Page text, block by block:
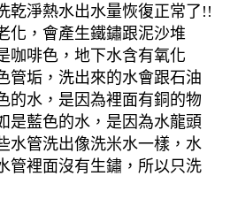
乾淨熱水出水量恢復正常了!!
化，會產生鐵鏽跟泥沙堆
咖啡色，地下水含有氧化
管垢，洗出來的水會跟石油
的水，是因為裡面有銅的物
是藍色的水，是因為水龍頭
水管洗出像洗米水一樣，水
管裡面沒有生鏽，所以只洗